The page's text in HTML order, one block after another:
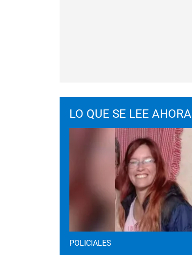
LO QUE SE LEE AHORA
POLICIALES